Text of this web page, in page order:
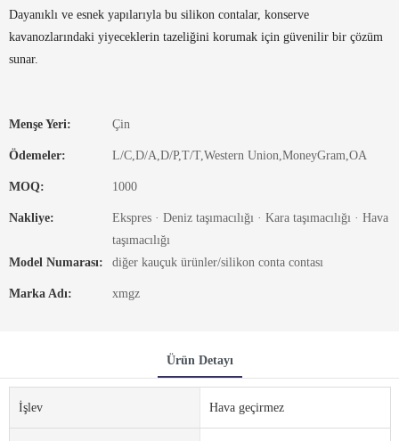
Dayanıklı ve esnek yapılarıyla bu silikon contalar, konserve
kavanozlarındaki yiyeceklerin tazeliğini korumak için güvenilir bir çözüm
sunar.
Menşe Yeri: Çin
Ödemeler: L/C,D/A,D/P,T/T,Western Union,MoneyGram,OA
MOQ: 1000
Nakliye:
Ekspres · Deniz taşımacılığı · Kara taşımacılığı · Hava
taşımacılığı
Model Numarası:
diğer kauçuk ürünler/silikon conta contası
Marka Adı: xmgz
Ürün Detayı
İşlev Hava geçirmez